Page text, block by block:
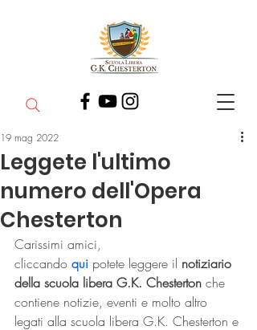
Leggete l'ultimo
numero dell'Opera
Chesterton
19 mag 2022
Carissimi amici,
cliccando qui potete leggere il notiziario
della scuola libera G.K. Chesterton che
contiene notizie, eventi e molto altro
legati alla scuola libera G.K. Chesterton e